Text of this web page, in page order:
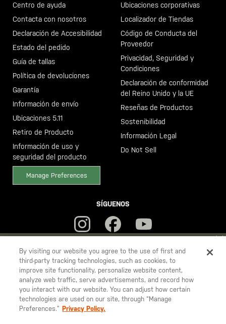
YOU ARE SHOPPING ON OURESPAÑA SITE. WOULD YOU LIKE
TO SHIP TO ANOTHER COUNTRY?
STAY ONESPAÑA
CHANGE COUNTRY
Centro de ayuda
Contacta con nosotros
Declaración de Accesibilidad
Estado del pedido
Guía de tallas
Política de devoluciones
Garantía
Información de envío
Ubicaciones 5.11
Retiro de Producto
Información de uso y
seguridad del producto
Manage Preferences
Ubicaciones corporativas
Localizador de Tiendas
Código de Conducta del
Proveedor
Privacidad, Seguridad y
Condiciones
Declaración de conformidad
del Reino Unido y la UE
Reseñas de Productos
Sostenibilidad
Información Legal
Do Not Sell
SÍGUENOS
5.11
Tactical
© 2026 5.11, Inc. Todos los derechos reservados.
By visiting our website you agree to the use of first and
third-party tracking technologies, such as cookies, to
improve site functionality, personalize website content,
analyze web traffic, serve advertisements, and record how
you interact with our website. You can adjust how certain
technologies are used on our site, through “Manage
Preferences.” Privacy Policy.